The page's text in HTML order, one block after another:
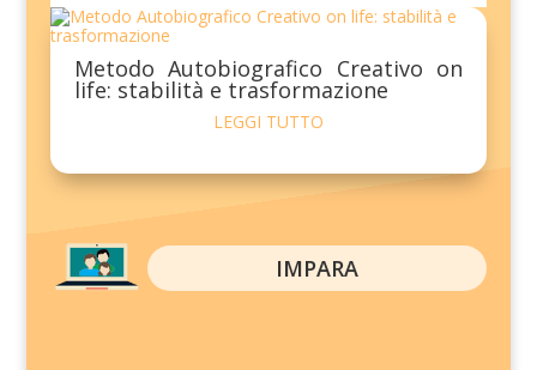
Metodo Autobiografico Creativo on
life: stabilità e trasformazione
LEGGI TUTTO
IMPARA